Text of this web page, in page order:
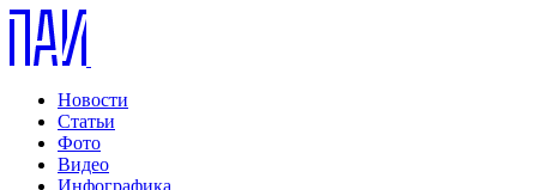
Новости
Статьи
Фото
Видео
Инфографика